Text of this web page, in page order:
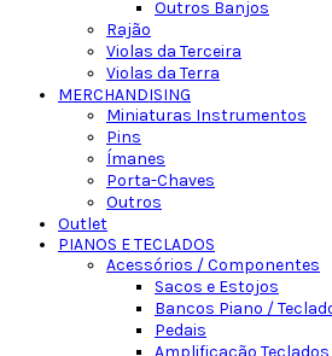
Outros Banjos
Rajão
Violas da Terceira
Violas da Terra
MERCHANDISING
Miniaturas Instrumentos
Pins
Ímanes
Porta-Chaves
Outros
Outlet
PIANOS E TECLADOS
Acessórios / Componentes
Sacos e Estojos
Bancos Piano /
Pedais
Amplificação Teclados